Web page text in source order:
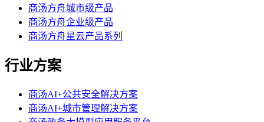
商汤方舟城市级产品
商汤方舟企业级产品
商汤方舟星云产品系列
行业方案
商汤AI+公共安全解决方案
商汤AI+城市管理解决方案